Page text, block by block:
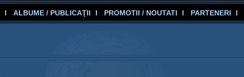
ALBUME / PUBLICAŢII PROMOTII / NOUTATI PARTENERI